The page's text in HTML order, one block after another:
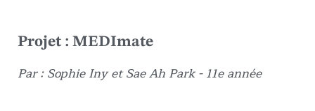
Projet : MEDImate
Par : Sophie Iny et Sae Ah Park- 11e année